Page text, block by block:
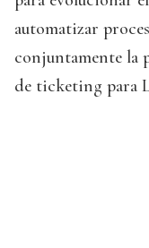
automatizar
conjuntamente la
de ticketing para